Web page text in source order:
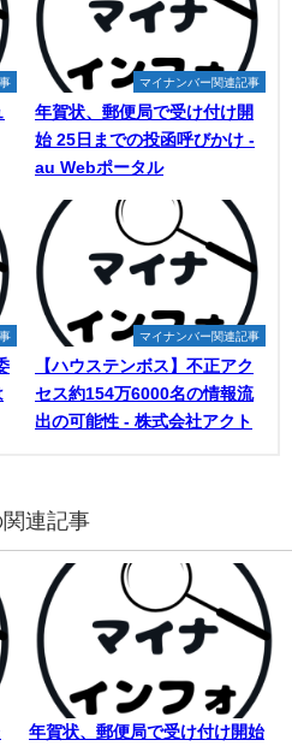
マイナンバー関連記事
年賀状、郵便局で受け付け開
始 25日までの投函呼びかけ -
au Webポータル
マイナンバー関連記事
【ハウステンボス】不正アク
セス約154万6000名の情報流
出の可能性 - 株式会社アクト
連記事
年賀状、郵便局で受け付け開始